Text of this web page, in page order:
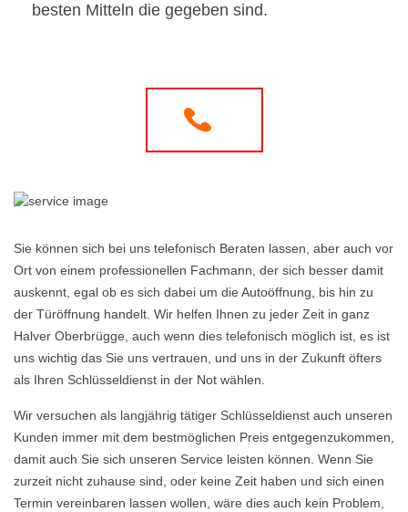
besten Mitteln die gegeben sind.
Sie können sich bei uns telefonisch Beraten lassen, aber auch vor
Ort von einem professionellen Fachmann, der sich besser damit
auskennt, egal ob es sich dabei um die Autoöffnung, bis hin zu
der Türöffnung handelt. Wir helfen Ihnen zu jeder Zeit in ganz
Halver Oberbrügge, auch wenn dies telefonisch möglich ist, es ist
uns wichtig das Sie uns vertrauen, und uns in der Zukunft öfters
als Ihren Schlüsseldienst in der Not wählen.
Wir versuchen als langjährig tätiger Schlüsseldienst auch unseren
Kunden immer mit dem bestmöglichen Preis entgegenzukommen,
damit auch Sie sich unseren Service leisten können. Wenn Sie
zurzeit nicht zuhause sind, oder keine Zeit haben und sich einen
Termin vereinbaren lassen wollen, wäre dies auch kein Problem,